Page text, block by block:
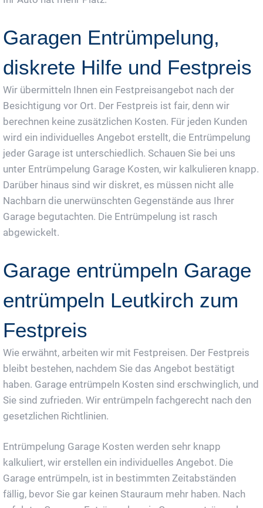
Garagen Entrümpelung,
diskrete Hilfe und Festpreis
Wir übermitteln Ihnen ein Festpreisangebot nach der
Besichtigung vor Ort. Der Festpreis ist fair, denn wir
berechnen keine zusätzlichen Kosten. Für jeden Kunden
wird ein individuelles Angebot erstellt, die Entrümpelung
jeder Garage ist unterschiedlich. Schauen Sie bei uns
unter Entrümpelung Garage Kosten, wir kalkulieren knapp.
Darüber hinaus sind wir diskret, es müssen nicht alle
Nachbarn die unerwünschten Gegenstände aus Ihrer
Garage begutachten. Die Entrümpelung ist rasch
abgewickelt.
Garage entrümpeln Garage
entrümpeln Leutkirch zum
Festpreis
Wie erwähnt, arbeiten wir mit Festpreisen. Der Festpreis
bleibt bestehen, nachdem Sie das Angebot bestätigt
haben. Garage entrümpeln Kosten sind erschwinglich, und
Sie sind zufrieden. Wir entrümpeln fachgerecht nach den
gesetzlichen Richtlinien.
Entrümpelung Garage Kosten werden sehr knapp
kalkuliert, wir erstellen ein individuelles Angebot. Die
Garage entrümpeln, ist in bestimmten Zeitabständen
fällig, bevor Sie gar keinen Stauraum mehr haben. Nach